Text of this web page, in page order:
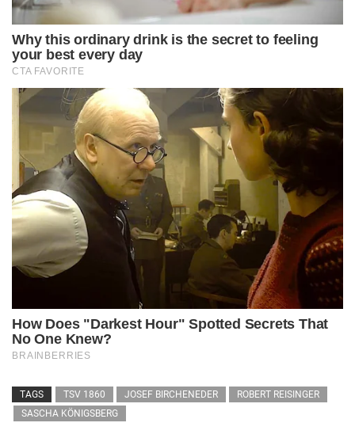
TAGS TSV 1860 JOSEF BIRCHENEDER
ROBERT REISINGER
SASCHA KÖNIGSBERG